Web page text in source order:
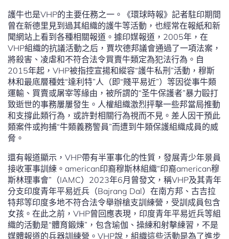
護牛也是VHP的主要任務之一。《環球時報》記者駐印期間
曾在新德里見到過其組織的護牛等活動，也經常在報紙和新
聞網站上看到各種相關報道。據印媒報道，2005年，在
VHP組織的抗議活動之后，賈坎德邦議會通過了一項法案，
將殺害、凌虐和不符合法令買賣牛類定為犯法行為。自
2015年起，VHP被指控宣揚和縱容“護牛私刑”活動，穆斯
林和最底層種姓“達利特”人（即“賤平易近”）等因從事牛類
運輸、買賣或屠宰等緣由，被所謂的“圣牛保護者”暴力毆打
致逝世的事務屢屢發生。人權組織激烈抨擊一些邦當局推動
和支撐此類行為，或許對相關行為視而不見。差人因干預此
類案件或拘捕“牛類義務警員”而遭到牛類保護組織成員的威
脅。
還有報道顯示，VHP帶有半軍事化的性質，發展青少年景員
接收軍事訓練。american印裔穆斯林組織“印裔american穆
斯林理事會”（IAMC）2023年6月曾發文，稱VHP及其青年
分支印度青年平易近兵（Bajrang Dal）在南方邦、古吉拉
特邦等印度多地不符合法令舉辦槍支訓練營，受訓成員包含
女孩。在此之前，VHP曾回應表現，印度青年平易近兵等組
織的活動是“體育鍛煉”，包含瑜伽、操練和射擊練習，不是
媒體報道的兵器訓練營。VHP說，組織這些活動是為了進步